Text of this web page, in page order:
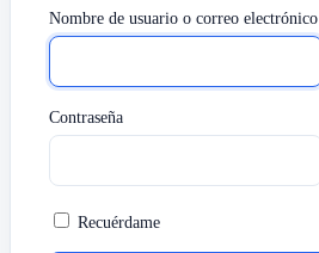
Nombre de usuario o correo electrónico
Contraseña
Recuérdame